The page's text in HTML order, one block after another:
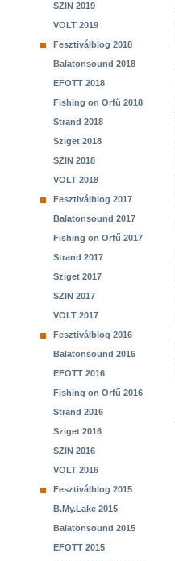
SZIN 2019
VOLT 2019
Fesztiválblog 2018
Balatonsound 2018
EFOTT 2018
Fishing on Orfű 2018
Strand 2018
Sziget 2018
SZIN 2018
VOLT 2018
Fesztiválblog 2017
Balatonsound 2017
Fishing on Orfű 2017
Strand 2017
Sziget 2017
SZIN 2017
VOLT 2017
Fesztiválblog 2016
Balatonsound 2016
EFOTT 2016
Fishing on Orfű 2016
Strand 2016
Sziget 2016
SZIN 2016
VOLT 2016
Fesztiválblog 2015
B.My.Lake 2015
Balatonsound 2015
EFOTT 2015